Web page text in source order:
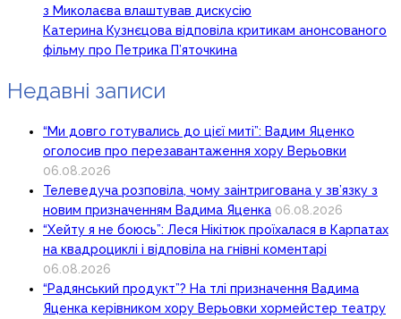
з Миколаєва влаштував дискусію
Катерина Кузнєцова відповіла критикам анонсованого
фільму про Петрика П’яточкина
Недавні записи
“Ми довго готувались до цієї миті”: Вадим Яценко
оголосив про перезавантаження хору Верьовки
06.08.2026
Телеведуча розповіла, чому заінтригована у зв’язку з
новим призначенням Вадима Яценка 06.08.2026
“Хейту я не боюсь”: Леся Нікітюк проїхалася в Карпатах
на квадроциклі і відповіла на гнівні коментарі
06.08.2026
“Радянський продукт”? На тлі призначення Вадима
Яценка керівником хору Верьовки хормейстер театру